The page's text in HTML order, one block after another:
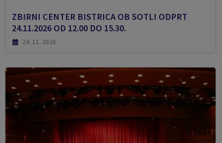
ZBIRNI CENTER BISTRICA OB SOTLI ODPRT
24.11.2026 OD 12.00 DO 15.30.
24. 11. 2026